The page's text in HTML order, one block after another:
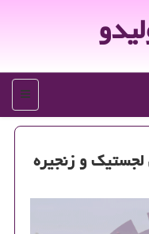
منو
لجستیك و زنجیره